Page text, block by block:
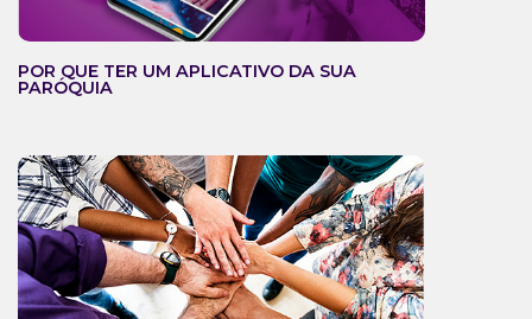
POR QUE TER UM APLICATIVO DA SUA
PARÓQUIA